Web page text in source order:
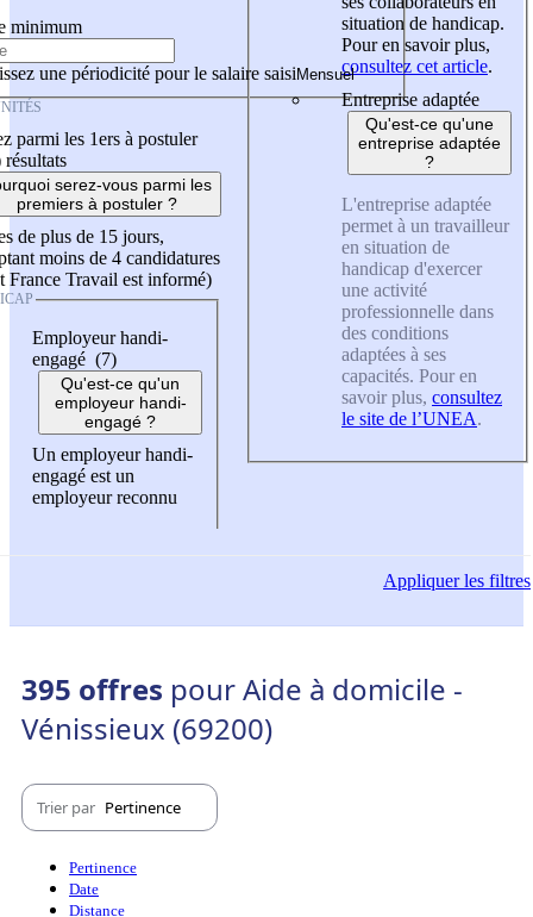
minimum
une périodicité pour le salaire saisi
parmi les 1ers à postuler
résultats
serez-vous parmi les
premiers à postuler ?
de plus de 15 jours,
moins de 4 candidatures
France Travail est informé)
Employeur handi-
engagé (7)
Qu'est-ce qu'un
employeur handi-
engagé ?
Un employeur handi-
engagé est un
employeur reconnu
situation de handicap.
Pour en savoir plus,
consultez cet article.
Entreprise adaptée
Qu'est-ce qu'une
entreprise adaptée
?
L'entreprise adaptée
permet à un travailleur
en situation de
handicap d'exercer
une activité
professionnelle dans
des conditions
adaptées à ses
capacités. Pour en
savoir plus, consultez
le site de l’UNEA.
Appliquerles filtres
395 offres pour Aide à domicile -
Vénissieux (69200)
Trier par Pertinence
Pertinence
Date
Distance